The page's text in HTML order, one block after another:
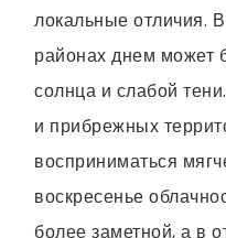
локальные отличия.
районах днем может
солнца и слабой
и прибрежных
восприниматься
воскресенье
более заметной, а в